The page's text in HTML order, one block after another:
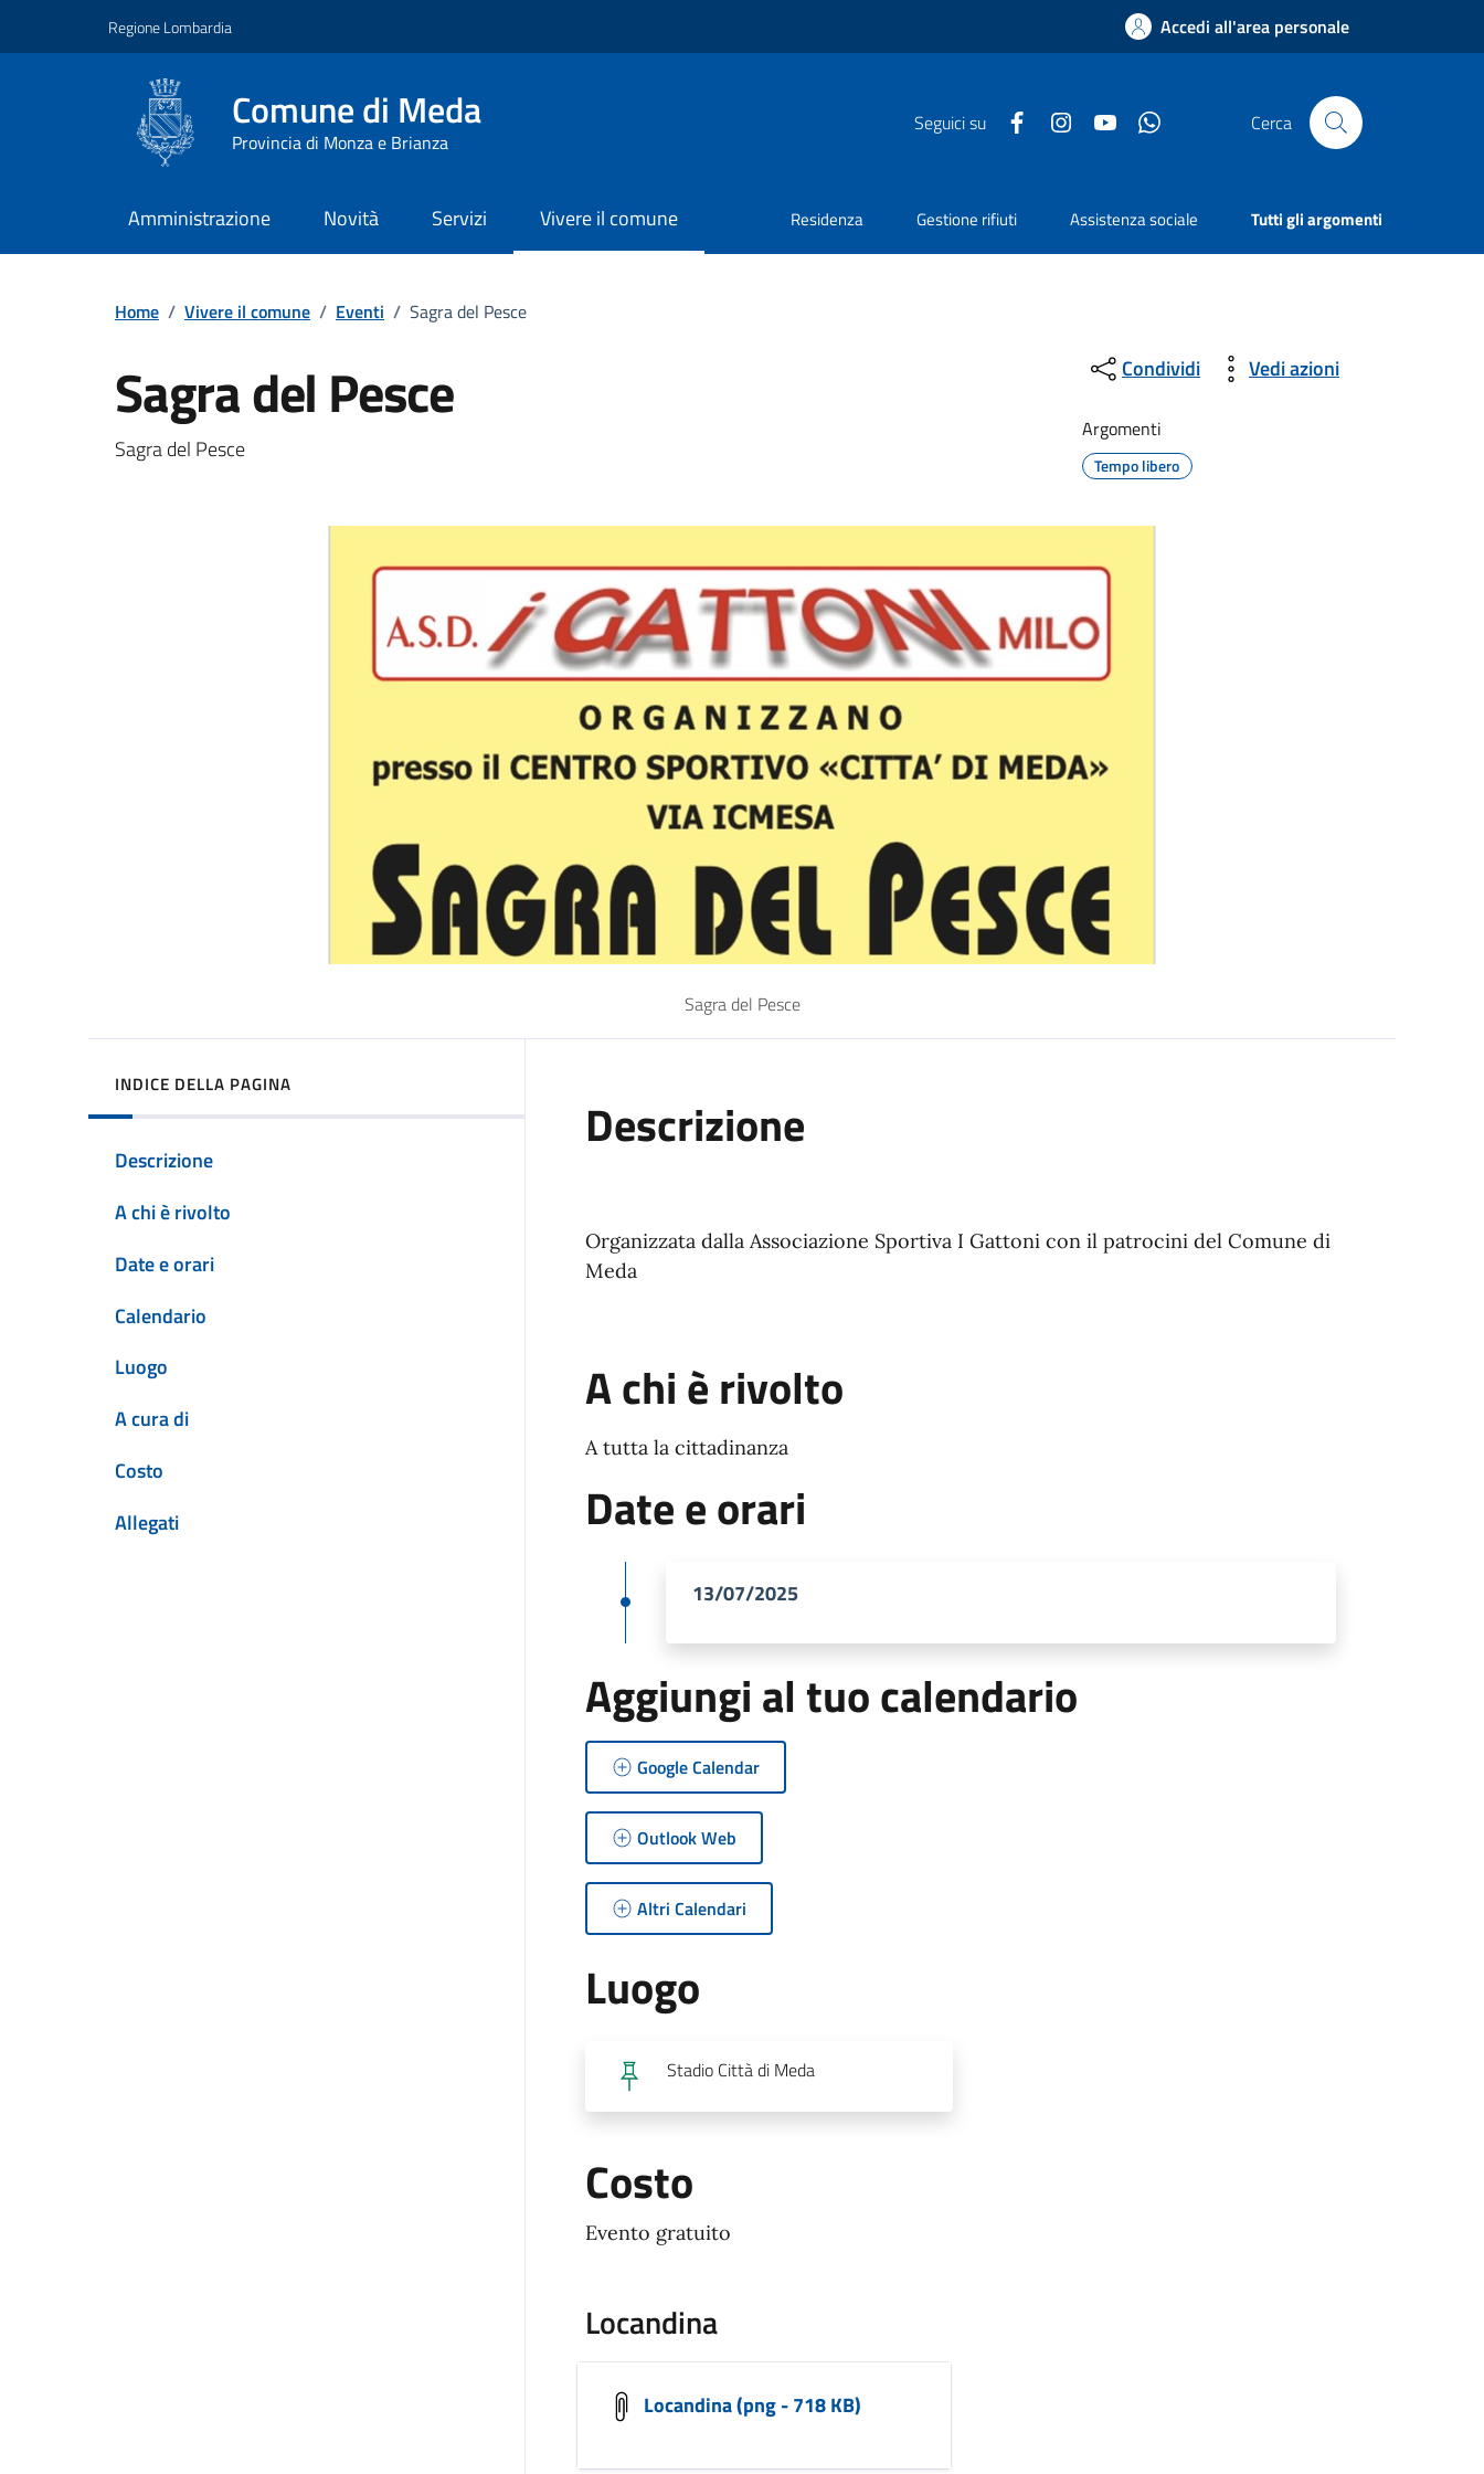
Regione Lombardia Accedi all'area personale
Comune di Meda
Provincia di Monza e Brianza
Seguici su Facebook InstagramYouTube Cerca
Amministrazione Novità Servizi Vivere il comune Residenza Gestione rifiuti Assistenza sociale Tutti gli argomenti
Home / Vivere il comune / Eventi / Sagra del Pesce
Sagra del Pesce
Dettagli della notizia
Sagra del Pesce
Condividi Vedi azioni
Argomenti
Tempo libero
Sagra del Pesce
INDICE DELLA PAGINA
Descrizione
A chi è rivolto
Date e orari
Calendario
Luogo
A cura di
Costo
Allegati
Descrizione
Organizzata dalla Associazione Sportiva I Gattoni con il patrocini del Comune di
Meda
A chi è rivolto
A tutta la cittadinanza
Date e orari
13/07/2025
Aggiungi al tuo calendario
Google Calendar
Outlook Web
Altri Calendari
Luogo
Stadio Città di Meda
Costo
Evento gratuito
Locandina
Locandina (png - 718 KB)